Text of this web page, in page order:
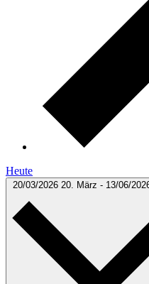
Heute
20/03/2026 20. März - 13/06/